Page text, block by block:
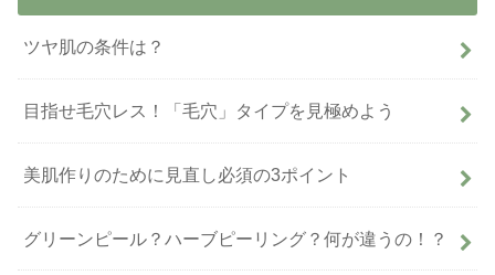
ツヤ肌の条件は？
目指せ毛穴レス！「毛穴」タイプを見極めよう
美肌作りのために見直し必須の3ポイント
グリーンピール？ハーブピーリング？何が違うの！？